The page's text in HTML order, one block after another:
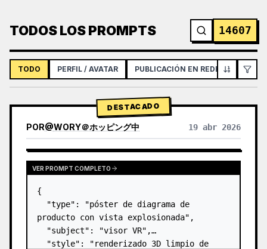
TODOS LOS PROMPTS 14607
TODO PERFIL / AVATAR PUBLICACIÓN EN REDES SOCIALES
DESTACADO
POR@WORY＠ホッピング中 19 abr 2026
VER PROMPT COMPLETO
{
  "type": "póster de diagrama de
producto con vista explosionada",
  "subject": "visor VR",
  "style": "renderizado 3D limpio de